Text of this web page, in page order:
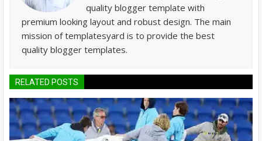
quality blogger template with
premium looking layout and robust design. The main
mission of templatesyard is to provide the best
quality blogger templates.
RELATED POSTS